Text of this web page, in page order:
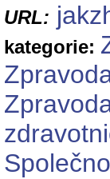
URL:
kategorie: